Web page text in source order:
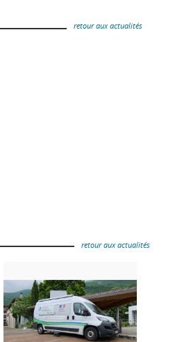
retour aux actualités
retour aux actualités